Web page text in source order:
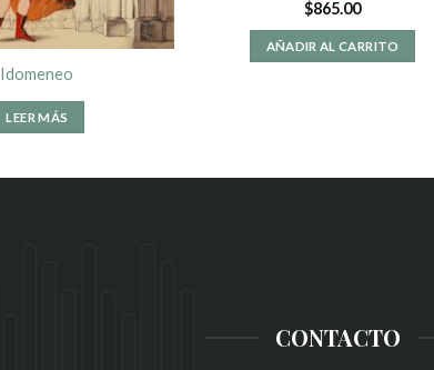
Idomeneo
LEER MÁS
$865.00
AÑADIR AL CARRITO
CONTACTO